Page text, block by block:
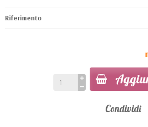
Riferimento
Condividi